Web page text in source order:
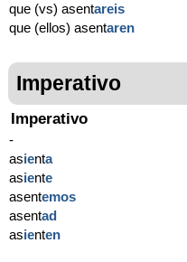
que (vs) asentareis
que (ellos) asentaren
Imperativo
Imperativo
-
asienta
asiente
asentemos
asentad
asienten